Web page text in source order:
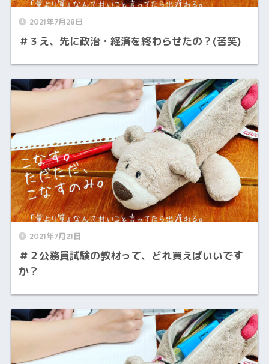
2021年7月28日
＃３え、先に政治・経済を終わらせたの？(苦笑)
2021年7月21日
＃２公務員試験の教材って、どれ買えばいいです
か？